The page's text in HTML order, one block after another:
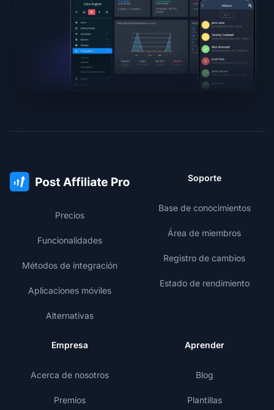
Precios
Funcionalidades
Métodos de integración
Aplicaciones móviles
Alternativas
Soporte
Base de conocimientos
Área de miembros
Registro de cambios
Estado de rendimiento
Empresa
Acerca de nosotros
Premios
Aprender
Blog
Plantillas